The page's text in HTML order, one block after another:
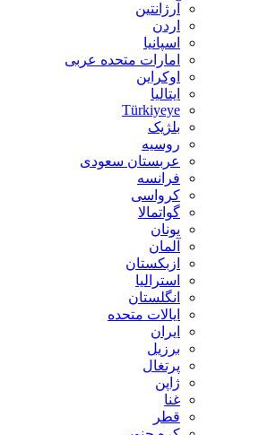
آرژانتین
اردن
اسپانیا
امارات متحده عربی
اوکراین
ایتالیا
Türkiyeye
بلژیک
روسیه
عربستان سعودی
فرانسه
کرواسی
گواتمالا
یونان
آلمان
ازبکستان
استرالیا
انگلستان
ایالات متحده
ایران
برزیل
پرتغال
ژاپن
غنا
قطر